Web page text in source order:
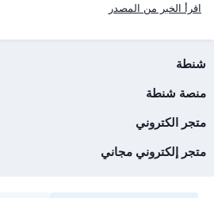
اقرأ الخبر من المصدر
شنطة
منصة شنطة
متجر الكتروني
متجر إلكتروني مجاني